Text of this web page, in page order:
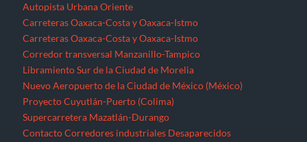
Autopista Urbana Oriente
Carreteras Oaxaca-Costa y Oaxaca-Istmo
Carreteras Oaxaca-Costa y Oaxaca-Istmo
Corredor transversal Manzanillo-Tampico
Libramiento Sur de la Ciudad de Morelia
Nuevo Aeropuerto de la Ciudad de México (México)
Proyecto Cuyutlán-Puerto (Colima)
Supercarretera Mazatlán-Durango
Contacto Corredores industriales Desaparecidos